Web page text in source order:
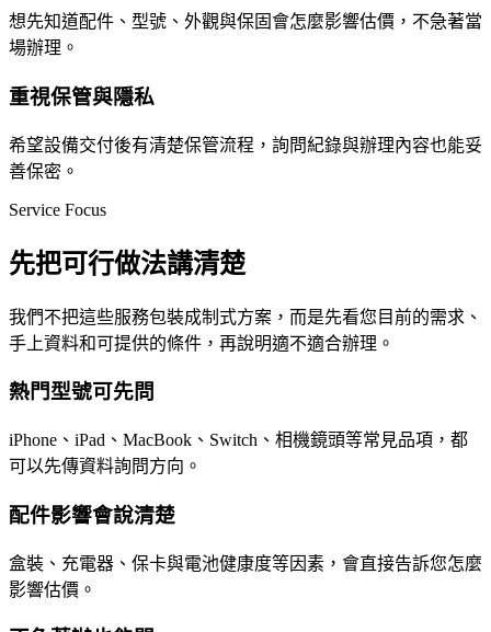
想先知道配件、型號、外觀與保固會怎麼影響估價，不急著當
場辦理。
重視保管與隱私
希望設備交付後有清楚保管流程，詢問紀錄與辦理內容也能妥
善保密。
Service Focus
先把可行做法講清楚
我們不把這些服務包裝成制式方案，而是先看您目前的需求、
手上資料和可提供的條件，再說明適不適合辦理。
熱門型號可先問
iPhone、iPad、MacBook、Switch、相機鏡頭等常見品項，都
可以先傳資料詢問方向。
配件影響會說清楚
盒裝、充電器、保卡與電池健康度等因素，會直接告訴您怎麼
影響估價。